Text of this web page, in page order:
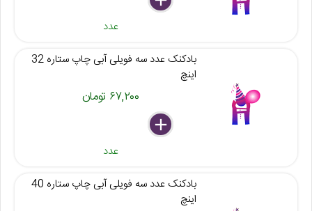
عدد
بادکنک عدد سه فویلی آبی چاپ ستاره 32
اینچ
۶۷,۲۰۰ تومان
delete
remove
add
عدد
بادکنک عدد سه فویلی آبی چاپ ستاره 40
اینچ